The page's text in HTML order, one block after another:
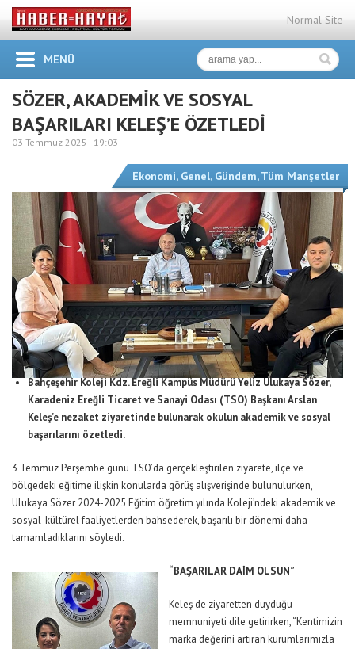
Normal Site
MENÜ
SÖZER, AKADEMİK VE SOSYAL
BAŞARILARI KELEŞ’E ÖZETLEDİ
03 Temmuz 2025 - 19:03
Ekonomi, Genel, Gündem,Tüm Manşetler
Bahçeşehir Koleji Kdz. Ereğli Kampüs Müdürü Yeliz Ulukaya Sözer,
Karadeniz Ereğli Ticaret ve Sanayi Odası (TSO) Başkanı Arslan
Keleş’e nezaket ziyaretinde bulunarak okulun akademik ve sosyal
başarılarını özetledi.
3 Temmuz Perşembe günü TSO’da gerçekleştirilen ziyarete, ilçe ve
bölgedeki eğitime ilişkin konularda görüş alışverişinde bulunulurken,
Ulukaya Sözer 2024-2025 Eğitim öğretim yılında Koleji’ndeki akademik ve
sosyal-kültürel faaliyetlerden bahsederek, başarılı bir dönemi daha
tamamladıklarını söyledi.
“BAŞARILAR DAİM OLSUN”
Keleş de ziyaretten duyduğu
memnuniyeti dile getirirken, “Kentimizin
marka değerini artıran kurumlarımızla